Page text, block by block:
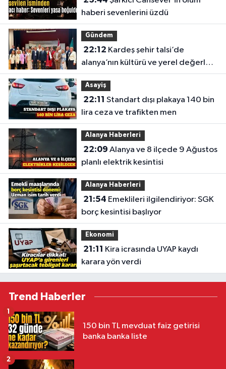
haberi sevenlerini üzdü
Gündem
22:12
alanya’nın kültürü ve yerel değerleri
tanıtıldı
Asayiş
22:11
lira ceza ve trafikten men
Alanya Haberleri
22:09
planlı elektrik kesintisi
Alanya Haberleri
21:54
borç kesintisi başlıyor
Ekonomi
21:11
karara yön verdi
Trend Haberler
150 bin TL mevduat faiz getirisi
banka banka liste
1
2